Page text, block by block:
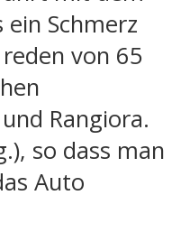
Schmerz
von 65
Rangiora.
so dass man
Auto